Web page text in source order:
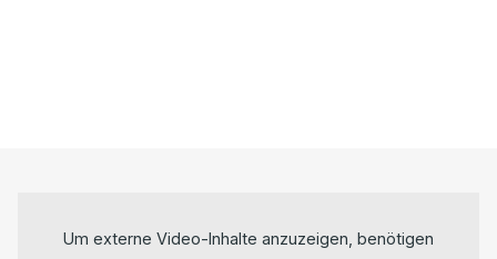
Um externe Video-Inhalte anzuzeigen, benötigen